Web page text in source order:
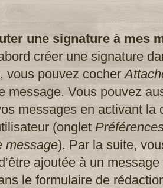
une signature à mes
créer une signature
vous pouvez cocher
message. Vous pouvez
messages en activant la
(onglet
message). Par la suite,
ajoutée à un
le formulaire de